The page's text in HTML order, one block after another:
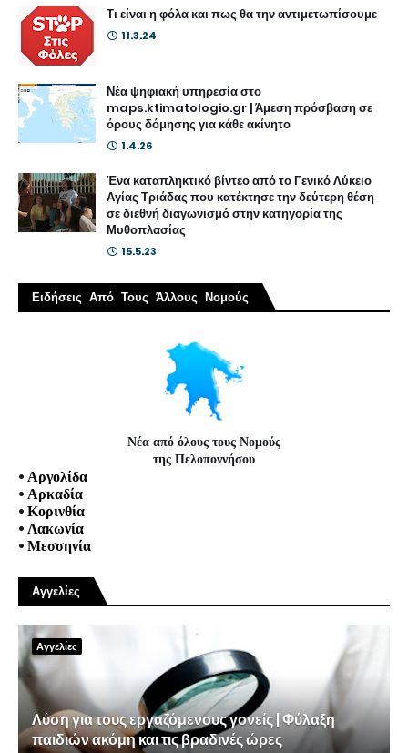
Τι είναι η φόλα και πως θα την αντιμετωπίσουμε
11.3.24
Νέα ψηφιακή υπηρεσία στο
maps.ktimatologio.gr | Άμεση πρόσβαση σε
όρους δόμησης για κάθε ακίνητο
1.4.26
Ένα καταπληκτικό βίντεο από το Γενικό Λύκειο
Αγίας Τριάδας που κατέκτησε την δεύτερη θέση
σε διεθνή διαγωνισμό στην κατηγορία της
Μυθοπλασίας
15.5.23
Ειδήσεις Από Τους Άλλους Νομούς
Νέα από όλους τους Νομούς
της Πελοποννήσου
• Αργολίδα
• Αρκαδία
• Κορινθία
• Λακωνία
• Μεσσηνία
Αγγελίες
Αγγελίες
Λύση για τους εργαζόμενους γονείς | Φύλαξη
παιδιών ακόμη και τις βραδινές ώρες